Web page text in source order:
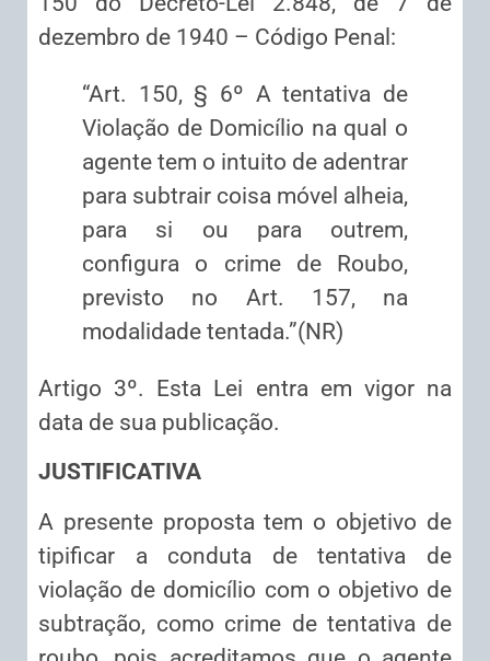
dezembro de 1940 – Código Penal:
“Art. 150, § 6º A tentativa de
Violação de Domicílio na qual o
agente tem o intuito de adentrar
para subtrair coisa móvel alheia,
para si ou para outrem,
configura o crime de Roubo,
previsto no Art. 157, na
modalidade tentada.”(NR)
Artigo 3º. Esta Lei entra em vigor na
data de sua publicação.
JUSTIFICATIVA
A presente proposta tem o objetivo de
tipificar a conduta de tentativa de
violação de domicílio com o objetivo de
subtração, como crime de tentativa de